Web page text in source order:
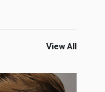
View All